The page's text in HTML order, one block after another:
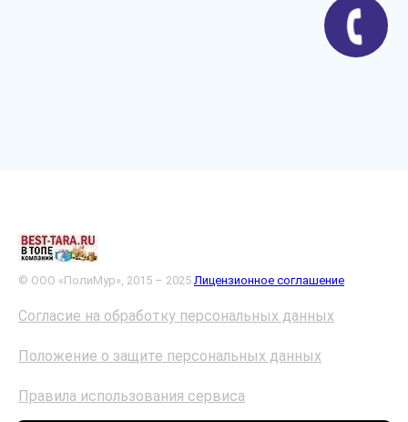
© ООО «ПолиМур», 2015 – 2025 Лицензионное соглашение
Согласие на обработку персональных данных
Положение о защите персональных данных
Правила использования сервиса